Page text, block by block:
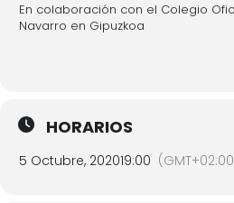
En colaboración con el Colegio
Navarro en Gipuzkoa
HORARIOS
5 Octubre, 202019:00